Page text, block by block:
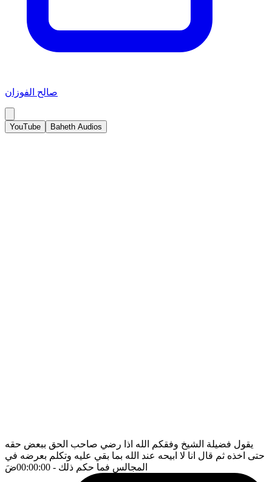
صالح الفوزان
YouTube Baheth Audios
يقول فضيلة الشيخ وفقكم الله اذا رضي صاحب الحق ببعض حقه
حتى اخذه ثم قال انا لا ابيحه عند الله بما بقي عليه وتكلم بعرضه في
المجالس فما حكم ذلك - 00:00:00 ضَ